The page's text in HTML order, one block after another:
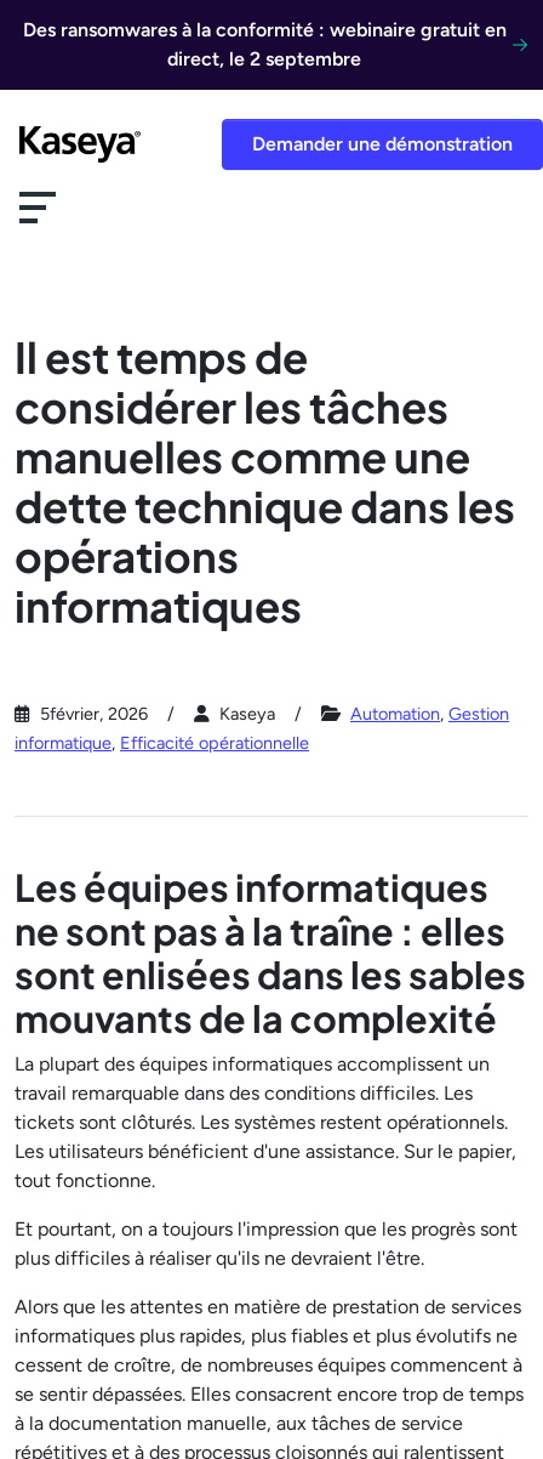
Des ransomwares à la conformité : webinaire gratuit en
direct, le 2 septembre
Demander une démonstration
Il est temps de
considérer les tâches
manuelles comme une
dette technique dans les
opérations
informatiques
5février, 2026 Kaseya Automation, Gestion
informatique, Efficacité opérationnelle
Les équipes informatiques
ne sont pas à la traîne : elles
sont enlisées dans les sables
mouvants de la complexité
La plupart des équipes informatiques accomplissent un
travail remarquable dans des conditions difficiles. Les
tickets sont clôturés. Les systèmes restent opérationnels.
Les utilisateurs bénéficient d'une assistance. Sur le papier,
tout fonctionne.
Et pourtant, on a toujours l'impression que les progrès sont
plus difficiles à réaliser qu'ils ne devraient l'être.
Alors que les attentes en matière de prestation de services
informatiques plus rapides, plus fiables et plus évolutifs ne
cessent de croître, de nombreuses équipes commencent à
se sentir dépassées. Elles consacrent encore trop de temps
à la documentation manuelle, aux tâches de service
répétitives et à des processus cloisonnés qui ralentissent